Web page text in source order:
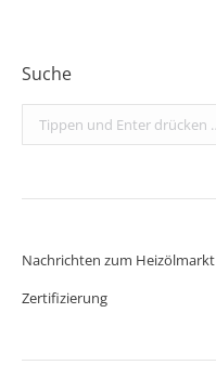
Suche
Search:
Nachrichten zum Heizölmarkt
Zertifizierung